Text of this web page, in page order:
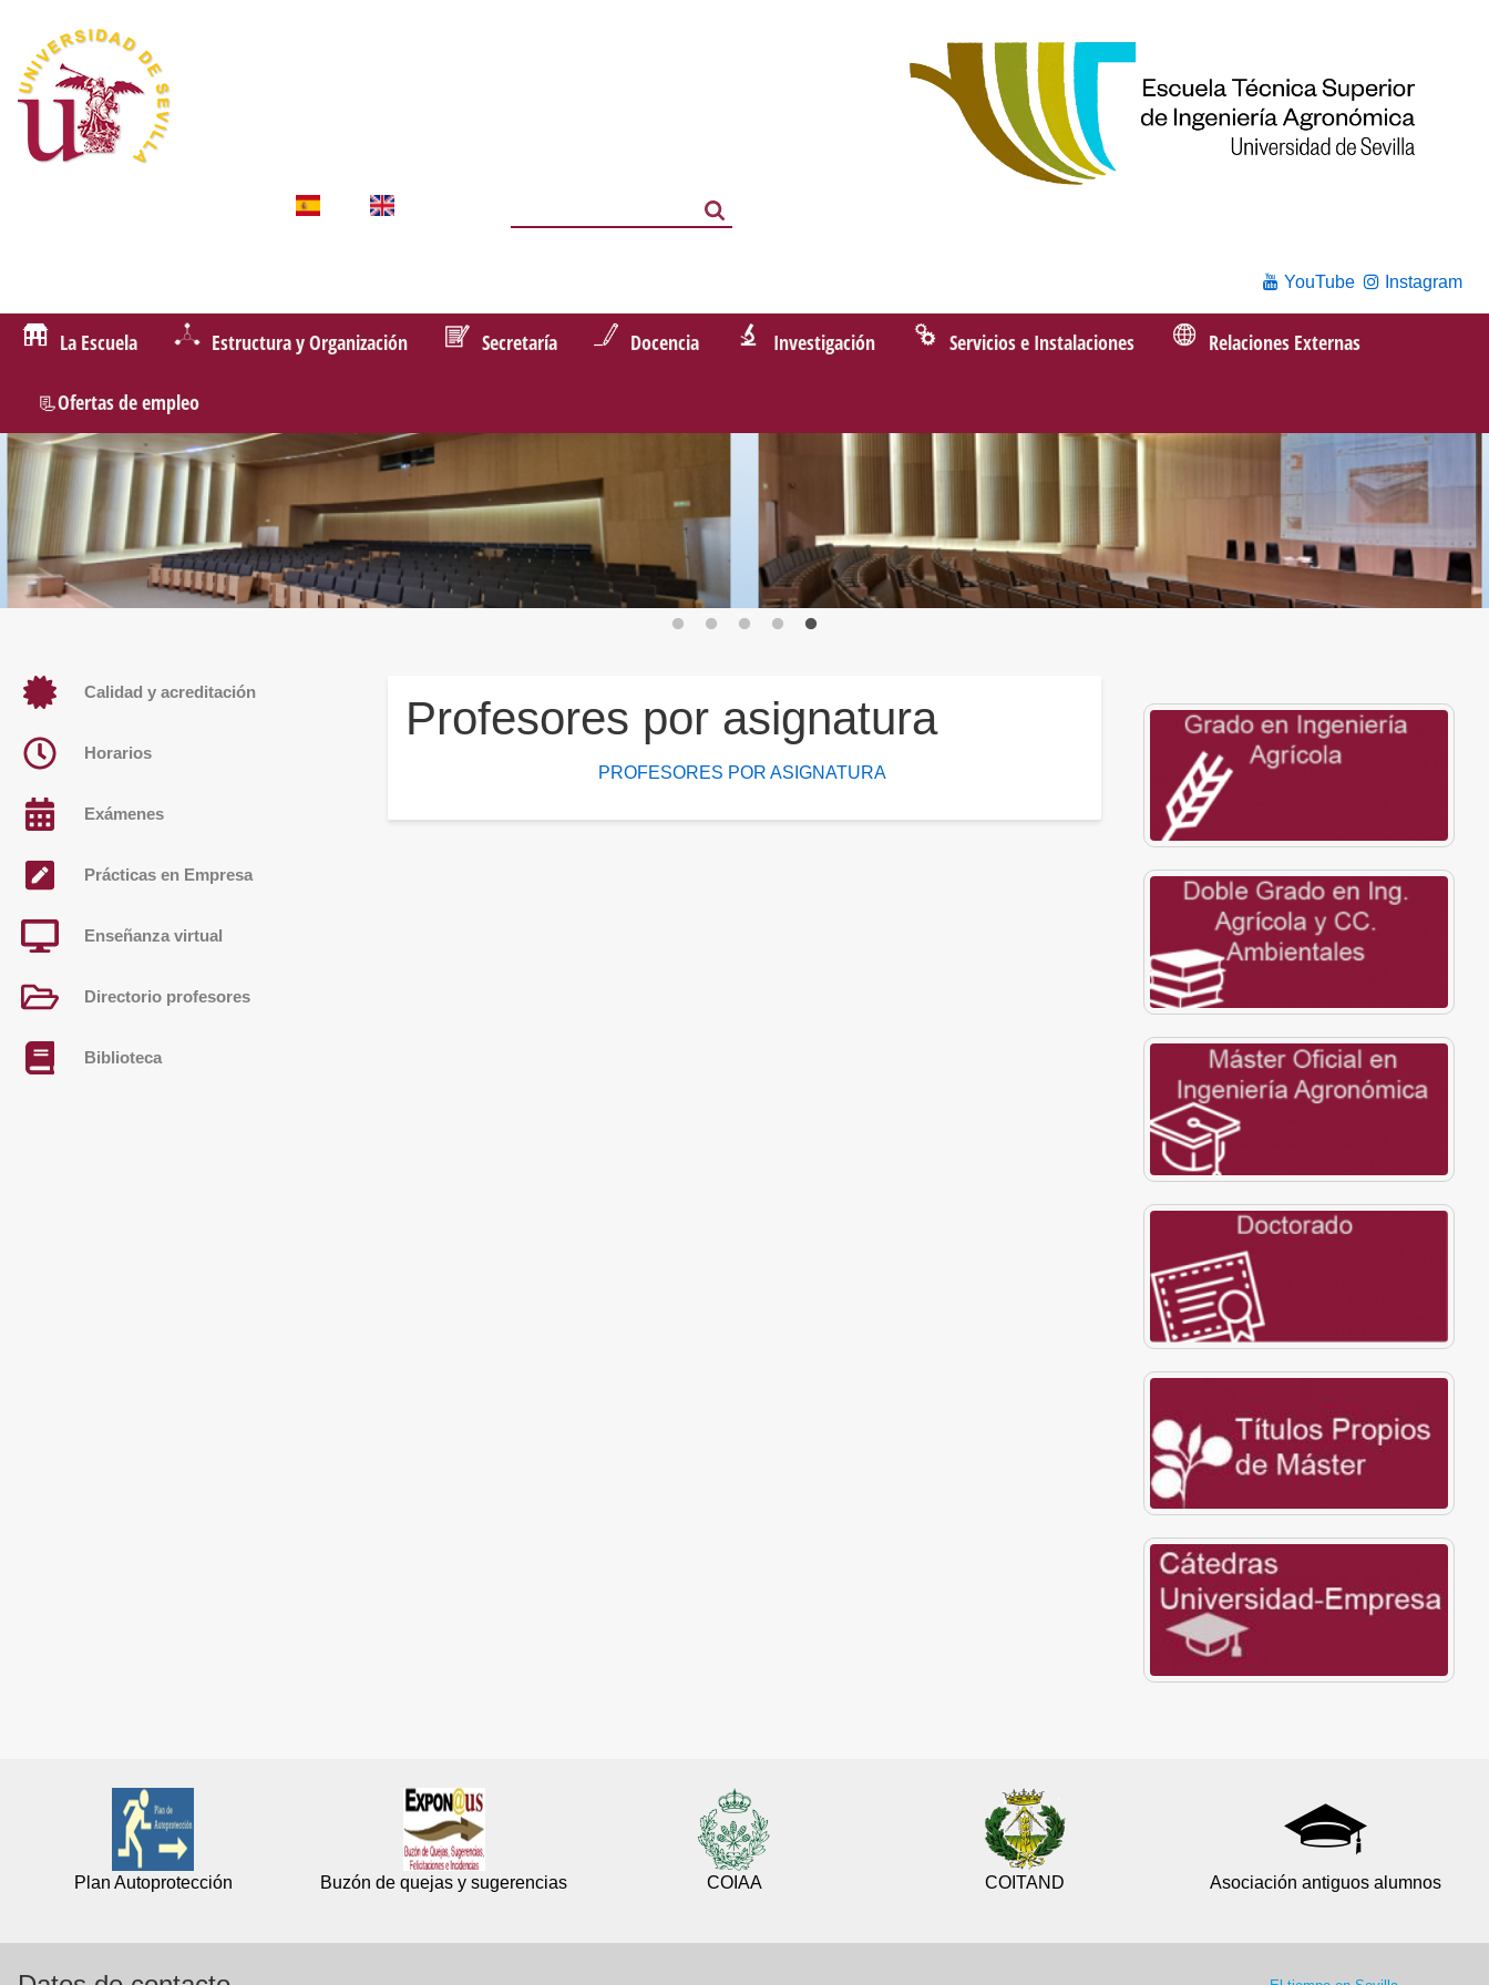
YouTube Instagram
La Escuela Estructura y Organización Secretaría Docencia Investigación Servicios e Instalaciones Relaciones Externas
📃Ofertas de empleo
Profesores por asignatura
PROFESORES POR ASIGNATURA
Calidad y acreditación
Horarios
Exámenes
Prácticas en Empresa
Enseñanza virtual
Directorio profesores
Biblioteca
Plan Autoprotección Buzón de quejas y sugerencias COIAA COITAND Asociación antiguos alumnos